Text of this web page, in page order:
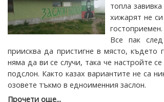
топла
хижарят не
Все пак
приисква да пристигне в място,
няма да ви се случи, така че настройте
подслон. Както казах вариантите не са
озовете тъкмо в едноименния заслон.
Прочети още...